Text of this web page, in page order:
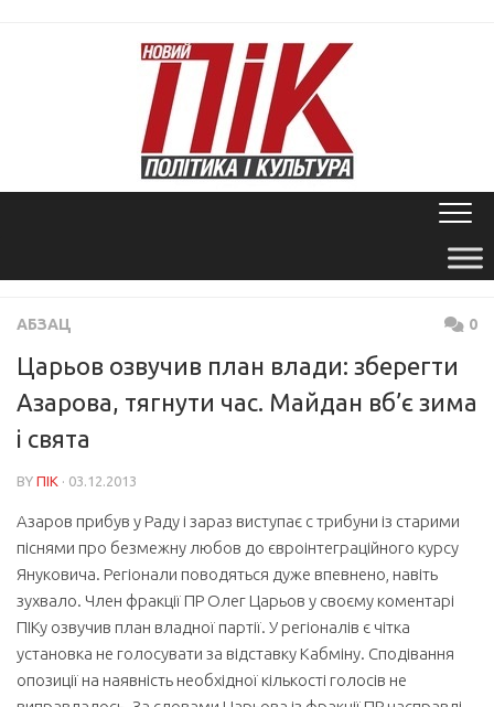
АБЗАЦ 0
Царьов озвучив план влади: зберегти
Азарова, тягнути час. Майдан вб’є зима
і свята
BY ПІК · 03.12.2013
Азаров прибув у Раду і зараз виступає с трибуни із старими
піснями про безмежну любов до євроінтеграційного курсу
Януковича. Регіонали поводяться дуже впевнено, навіть
зухвало. Член фракції ПР Олег Царьов у своєму коментарі
ПІКу озвучив план владної партії. У регіоналів є чітка
установка не голосувати за відставку Кабміну. Сподівання
опозиції на наявність необхідної кількості голосів не